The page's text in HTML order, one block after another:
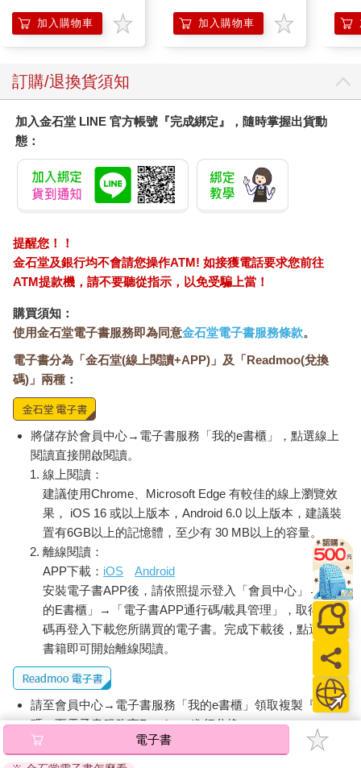
加入購物車
140ml/金瓶(Premium
臉部肌膚護理乳霜,素
加入購物車
訂購/退換貨須知
加入金石堂 LINE 官方帳號『完成綁定』，隨時掌握出貨動
態：
提醒您！！
金石堂及銀行均不會請您操作ATM! 如接獲電話要求您前往
ATM提款機，請不要聽從指示，以免受騙上當！
購買須知：
使用金石堂電子書服務即為同意金石堂電子書服務條款。
電子書分為「金石堂(線上閱讀+APP)」及「Readmoo(兌換
碼)」兩種：
將儲存於會員中心→電子書服務「我的e書櫃」，點選線上
閱讀直接開啟閱讀。
線上閱讀：
建議使用Chrome、Microsoft Edge 有較佳的線上瀏覽效
果， iOS 16 或以上版本，Android 6.0 以上版本，建議裝
置有6GB以上的記憶體，至少有 30 MB以上的容量。
離線閱讀：
APP下載： iOS
Android
安裝電子書APP後，請依照提示登入「會員中心」→「我
的E書櫃」→「電子書APP通行碼/載具管理」，取得通行
碼再登入下載您所購買的電子書。完成下載後，點選任一
書籍即可開始離線閱讀。
請至會員中心→電子書服務「我的e書櫃」領取複製『兌換
碼』至電子書服務商Readmoo進行兌換。
退換貨須知：
電子書